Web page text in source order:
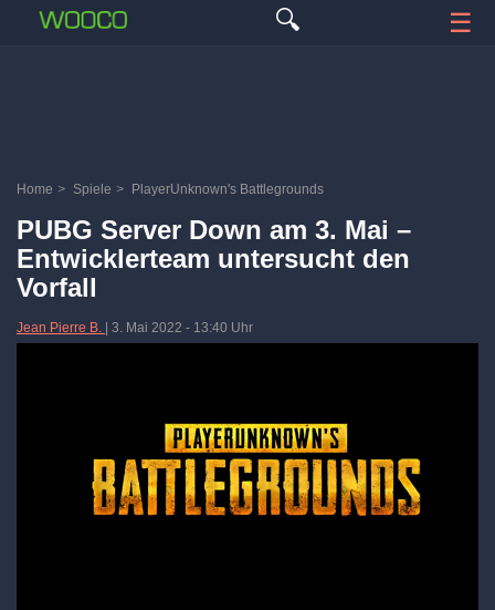
🔍 ☰
Home > Spiele > PlayerUnknown's Battlegrounds
PUBG Server Down am 3. Mai –
Entwicklerteam untersucht den
Vorfall
Jean Pierre B. 3. Mai 2022 - 13:40 Uhr